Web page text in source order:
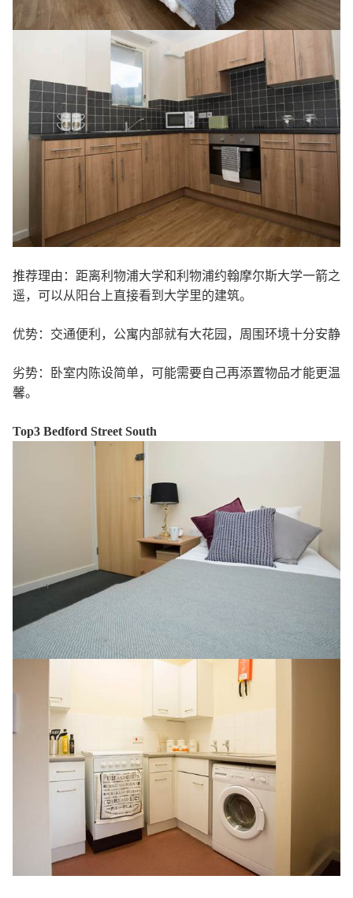
推荐理由：距离利物浦大学和利物浦约翰摩尔斯大学一箭之
遥，可以从阳台上直接看到大学里的建筑。
优势：交通便利，公寓内部就有大花园，周围环境十分安静
劣势：卧室内陈设简单，可能需要自己再添置物品才能更温
馨。
Top3 Bedford Street South